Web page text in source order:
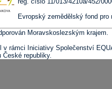
Evropský zemědělský fond
Moravskoslezským krajem.
v rámci Iniciativy Společenství
republiky.